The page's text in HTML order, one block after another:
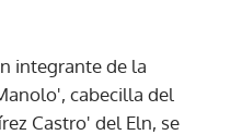
integrante de la
cabecilla del
Castro' del Eln, se